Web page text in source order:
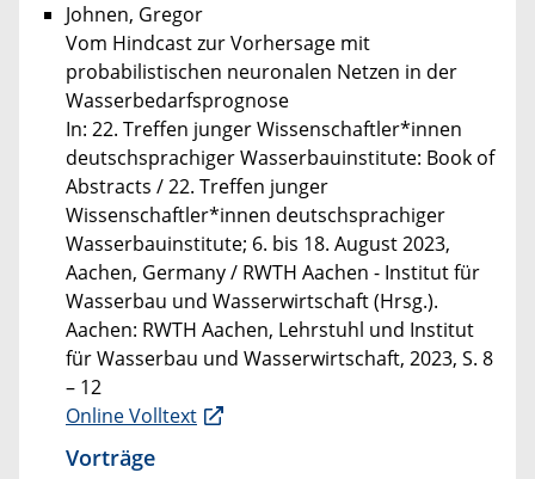
Johnen, Gregor
Vom Hindcast zur Vorhersage mit
probabilistischen neuronalen Netzen in der
Wasserbedarfsprognose
In: 22. Treffen junger Wissenschaftler*innen
deutschsprachiger Wasserbauinstitute: Book of
Abstracts / 22. Treffen junger
Wissenschaftler*innen deutschsprachiger
Wasserbauinstitute; 6. bis 18. August 2023,
Aachen, Germany / RWTH Aachen - Institut für
Wasserbau und Wasserwirtschaft (Hrsg.).
Aachen: RWTH Aachen, Lehrstuhl und Institut
für Wasserbau und Wasserwirtschaft, 2023, S. 8
– 12
Online Volltext
Vorträge